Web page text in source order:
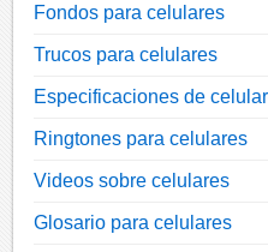
Fondos para celulares
Trucos para celulares
Especificaciones de
Ringtones para celulares
Videos sobre celulares
Glosario para celulares